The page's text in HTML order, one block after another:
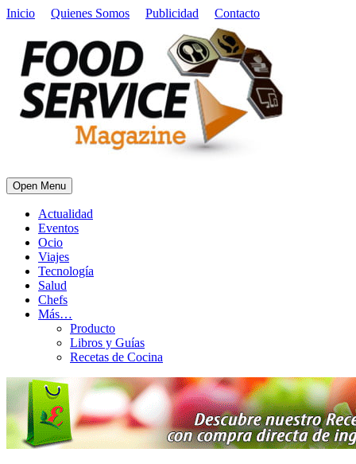
Inicio Quienes Somos Publicidad Contacto
Open Menu
Actualidad
Eventos
Ocio
Viajes
Tecnología
Salud
Chefs
Más…
Producto
Libros y Guías
Recetas de Cocina